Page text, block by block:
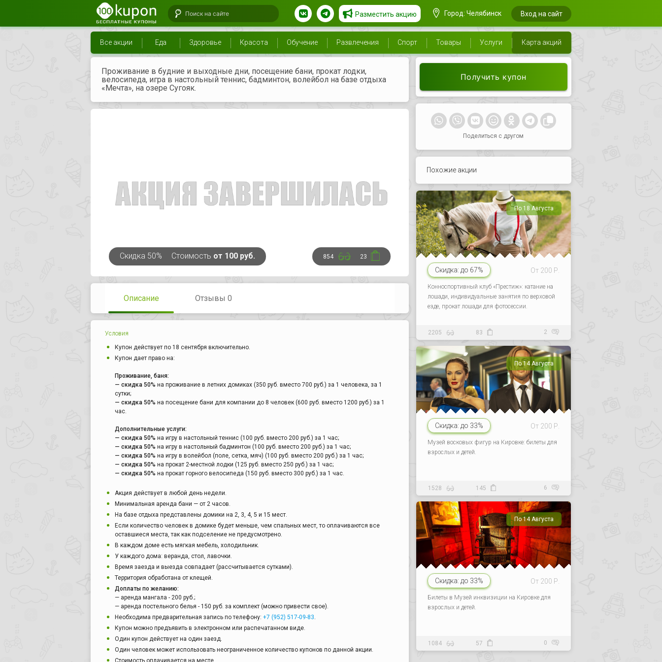
Разместить акцию Город: Челябинск Вход на сайт
Все акции Еда Здоровье Красота Обучение Развлечения Спорт Товары Услуги Карта акций
Проживание в будние и выходные дни, посещение бани, прокат лодки,
велосипеда, игра в настольный теннис, бадминтон, волейбол на базе отдыха
«Мечта», на озере Сугояк.
Скидка 50% Стоимость от 100 руб. 854 23
Описание Отзывы 0
Условия
Купон действует по 18 сентября включительно.
Купон дает право на:
Проживание, баня:
— скидка 50% на проживание в летних домиках (350 руб. вместо 700 руб.) за 1 человека, за 1
сутки;
— скидка 50% на посещение бани для компании до 8 человек (600 руб. вместо 1200 руб.) за 1
час.
Дополнительные услуги:
— скидка 50% на игру в настольный теннис (100 руб. вместо 200 руб.) за 1 час;
— скидка 50% на игру в настольный бадминтон (100 руб. вместо 200 руб.) за 1 час;
— скидка 50% на игру в волейбол (поле, сетка, мяч) (100 руб. вместо 200 руб.) за 1 час;
— скидка 50% на прокат 2-местной лодки (125 руб. вместо 250 руб.) за 1 час;
— скидка 50% на прокат горного велосипеда (150 руб. вместо 300 руб.) за 1 час.
Акция действует в любой день недели.
Минимальная аренда бани — от 2 часов.
На базе отдыха представлены домики на 2, 3, 4, 5 и 15 мест.
Если количество человек в домике будет меньше, чем спальных мест, то оплачиваются все
оставшиеся места, так как подселение не предусмотрено.
В каждом доме есть мягкая мебель, холодильник.
У каждого дома: веранда, стол, лавочки.
Время заезда и выезда совпадает (рассчитывается сутками).
Территория обработана от клещей.
Доплаты по желанию:
— аренда мангала - 200 руб.;
— аренда постельного белья - 150 руб. за комплект (можно привести свое).
Необходима предварительная запись по телефону: +7 (952) 517-09-83.
Купон можно предъявить в электронном или распечатанном виде.
Один купон действует на один заезд.
Один человек может использовать неограниченное количество купонов по данной акции.
Получить купон
Поделиться с другом
Похожие акции
По 18 Августа
Скидка: до 67% От 200 Р.
Конноспортивный клуб «Престиж»: катание на
лошади, индивидуальные занятия по верховой
езде, прокат лошади для фотосессии.
2205 83 2
По 14 Августа
Скидка: до 33% От 200 Р.
Музей восковых фигур на Кировке: билеты для
взрослых и детей.
1528 145 6
По 14 Августа
Скидка: до 33% От 200 Р.
Билеты в Музей инквизиции на Кировке для
взрослых и детей.
1084 57 0